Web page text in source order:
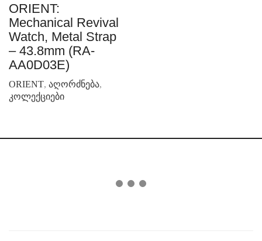
ORIENT:
Mechanical Revival
Watch, Metal Strap
– 43.8mm (RA-
AA0D03E)
ORIENT, აღორძნება,
კოლექციები